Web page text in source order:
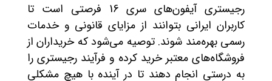
رجیستری آیفون‌های سری 16 فرصتی است تا
کاربران ایرانی بتوانند از مزایای قانونی و خدمات
رسمی بهره‌مند شوند. توصیه می‌شود که خریداران از
فروشگاه‌های معتبر خرید کرده و فرآیند رجیستری را
به درستی انجام دهند تا در آینده با هیچ مشکلی